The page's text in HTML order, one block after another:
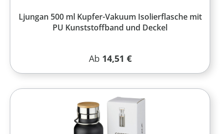
Ljungan 500 ml Kupfer-Vakuum Isolierflasche mit
PU Kunststoffband und Deckel
Regulärer Preis:
Ab 14,51 €